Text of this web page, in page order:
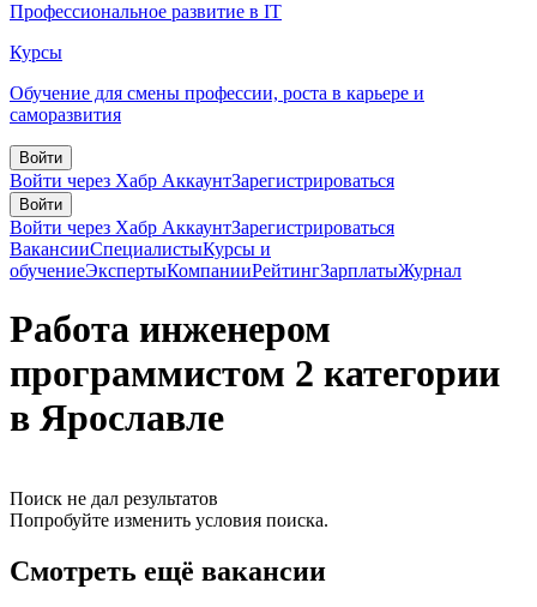
Профессиональное развитие в IT
Курсы
Обучение для смены профессии, роста в карьере и
саморазвития
Войти
Войти через Хабр АккаунтЗарегистрироваться
Войти
Войти через Хабр АккаунтЗарегистрироваться
ВакансииСпециалистыКурсы и
обучениеЭкспертыКомпанииРейтингЗарплатыЖурнал
Работа инженером
программистом 2 категории
в Ярославле
Поиск не дал результатов
Попробуйте изменить условия поиска.
Смотреть ещё вакансии